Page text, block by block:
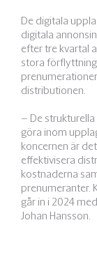
De digitala
digitala
efter tre kvartal
stora
distributionen.
– De
göra inom
koncernen är
effektivisera
kostnaderna
prenumeranter.
går in i 2024
Johan Hansson.